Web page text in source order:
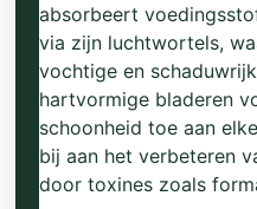
absorbeert
via zijn luchtwortels,
vochtige en
hartvormige bladeren
schoonheid toe aan
bij aan het verbeteren
door toxines zoals